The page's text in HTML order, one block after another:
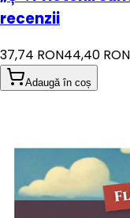
recenzii
37,74 RON44,40 RON
Adaugă în coș